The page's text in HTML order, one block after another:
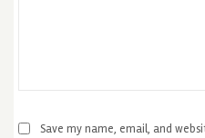
Save my name, email, and